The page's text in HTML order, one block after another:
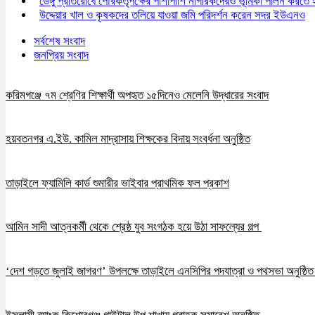
উদ্দেয়ার খাল ও কৃষকদের তলিয়ে যাওয়া জমি পরিদর্শন করেন সদর ইউএনও
সর্বশেষ সংবাদ
জনপ্রিয় সংবাদ
করিমগঞ্জে ৭ম শ্রেণির শিক্ষার্থী অপহৃত ১৫দিনেও মেলেনি উদ্ধারের সংবাদ
হয়বতনগর এ.ইউ. কামিল মাদ্রাসায় শিক্ষকের বিদায় সংবর্ধনা অনুষ্ঠিত
তাড়াইলে ফ্যামিলি কার্ড শুমারীর ভাইবার প্রাথমিক ফল প্রকাশ
আমিন সাদী আত্নকর্মী থেকে শ্রেষ্ঠ যুব সংগঠক হয়ে উঠা সাফল্যের গল্প
‘দেশ গড়তে জুলাই জাগরণ’ উপলক্ষে তাড়াইলে এনসিপির পদযাত্রা ও পথসভা অনুষ্ঠিত